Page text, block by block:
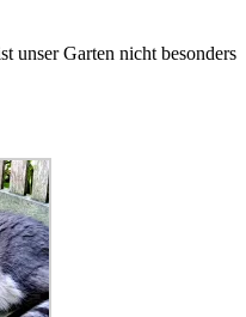
unser Garten nicht besonders